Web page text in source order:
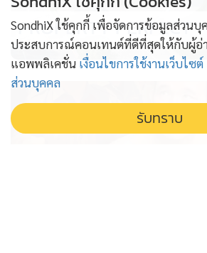
PROPERTY PERFECT
SondhiX ใช้คุกกี้ เพื่อจัดการข้อมูลส่วนบุ
ประสบการณ์คอนเทนต์ที่ดีที่สุดให้กับผู้อ่
แอพพลิเคชั่น เงื่อนไขการใช้งานเว็บไซต์
ส่วนบุคคล
รับทราบ